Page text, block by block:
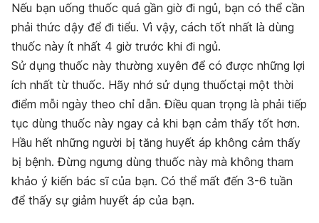
Nếu bạn uống thuốc quá gần giờ đi ngủ, bạn có thể cần
phải thức dậy để đi tiểu. Vì vậy, cách tốt nhất là dùng
thuốc này ít nhất 4 giờ trước khi đi ngủ.
Sử dụng thuốc này thường xuyên để có được những lợi
ích nhất từ ​​thuốc. Hãy nhớ sử dụng thuốctại một thời
điểm mỗi ngày theo chỉ dẫn. Điều quan trọng là phải tiếp
tục dùng thuốc này ngay cả khi bạn cảm thấy tốt hơn.
Hầu hết những người bị tăng huyết áp không cảm thấy
bị bệnh. Đừng ngưng dùng thuốc này mà không tham
khảo ý kiến ​​bác sĩ của bạn. Có thể mất đến 3-6 tuần
để thấy sự giảm huyết áp của bạn.